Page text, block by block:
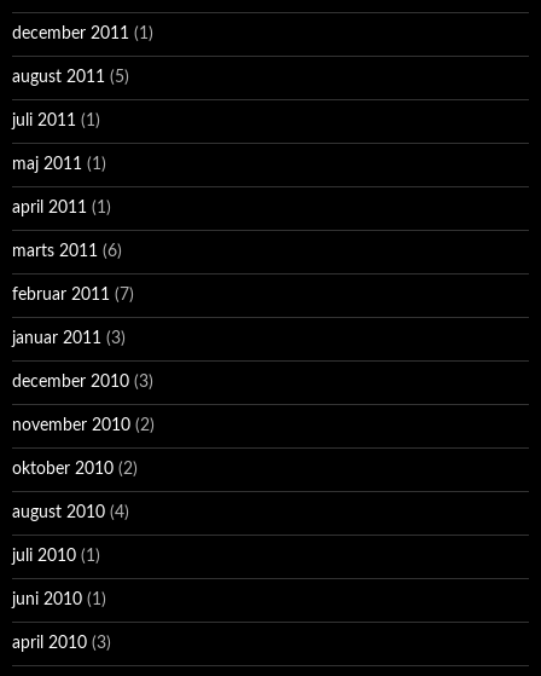
december 2011 (1)
august 2011 (5)
juli 2011 (1)
maj 2011 (1)
april 2011 (1)
marts 2011 (6)
februar 2011 (7)
januar 2011 (3)
december 2010 (3)
november 2010 (2)
oktober 2010 (2)
august 2010 (4)
juli 2010 (1)
juni 2010 (1)
april 2010 (3)